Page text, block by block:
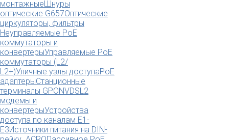
монтажныеШнуры
оптические G657Оптические
циркуляторы, фильтры
Неуправляемые PoE
коммутаторы и
конвертерыУправляемые PoE
коммутаторы (L2/
L2+)Уличные узлы доступаPoE
адаптерыСтанционные
терминалы GPONVDSL2
модемы и
конвертерыУстройства
доступа по каналам E1-
E3Источники питания на DIN-